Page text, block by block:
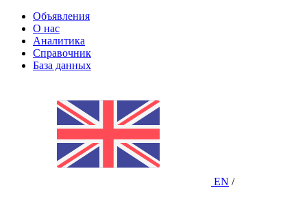
Объявления
О нас
Аналитика
Справочник
База данных
EN /